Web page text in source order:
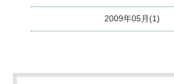
2009年05月(1)